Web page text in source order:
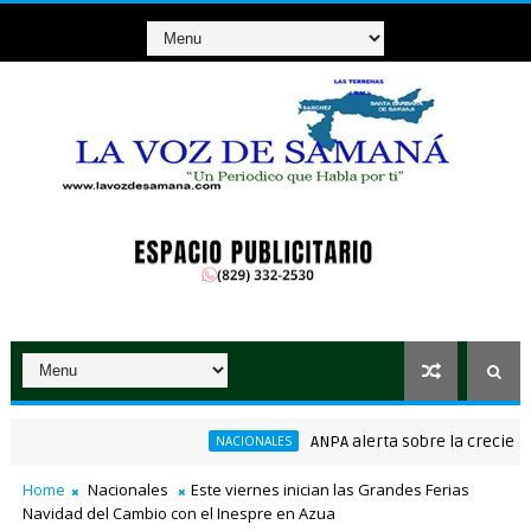
NACIONALES ANPA alerta sobre la creciente
en la convención del PRM
Home Nacionales
Este viernes inician las Grandes Ferias
Navidad del Cambio con el Inespre en Azua